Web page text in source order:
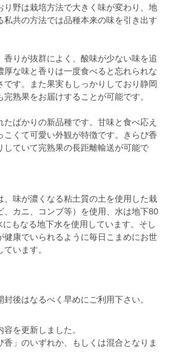
り野は栽培方法で大きく味が変わり、地
私共の方法では品種本来の味を引き出す
香りが抜群によく、酸味が少ない味を追
厚な味と香りは一度食べると忘れられな
です。また果実もしっかりしており静岡
熟果をお届けすることが可能です。
ばかりの新品種です。甘味と食べ応え
こくて可愛い外観が特徴です。きらぴ香
していて完熟果の長距離輸送が可能で
、味が濃くなる粘土質の土を使用した栽
、カニ、コンブ等）を使用、水は地下80
もなる地下水を使用しています。そし
健康でいられるように毎日こまめにお世
後はなるべく早めにご利用下さい。
を更新しました。
」のいずれか、もしくは混合となりま